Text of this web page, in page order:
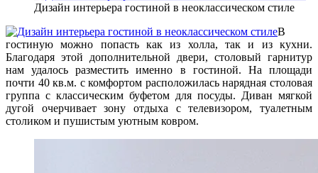
Дизайн интерьера гостиной в неоклассическом стиле
В
гостиную можно попасть как из холла, так и из кухни.
Благодаря этой дополнительной двери, столовый гарнитур
нам удалось разместить именно в гостиной. На площади
почти 40 кв.м. с комфортом расположилась нарядная столовая
группа с классическим буфетом для посуды. Диван мягкой
дугой очерчивает зону отдыха с телевизором, туалетным
столиком и пушистым уютным ковром.